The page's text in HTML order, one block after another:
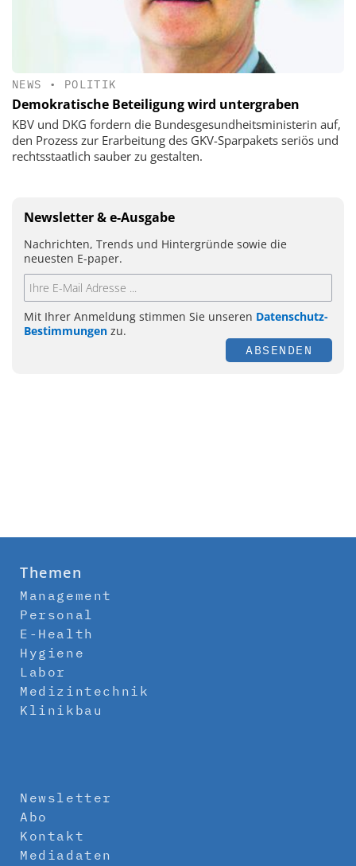
NEWS • POLITIK
Demokratische Beteiligung wird untergraben
KBV und DKG fordern die Bundesgesundheitsministerin auf,
den Prozess zur Erarbeitung des GKV-Sparpakets seriös und
rechtsstaatlich sauber zu gestalten.
Newsletter & e-Ausgabe
Nachrichten, Trends und Hintergründe sowie die
neuesten E-paper.
Mit Ihrer Anmeldung stimmen Sie unseren Datenschutz-
Bestimmungen zu.
ABSENDEN
Themen
Management
Personal
E-Health
Hygiene
Labor
Medizintechnik
Klinikbau
Newsletter
Abo
Kontakt
Mediadaten